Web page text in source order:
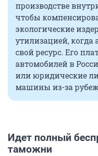
производстве
чтобы
экологические
утилизацией, когда
свой ресурс. Его
автомобилей в
или юридические
машины из-за
Идет полный
таможни